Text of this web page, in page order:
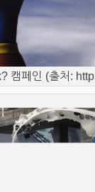
캠페인 (출처: